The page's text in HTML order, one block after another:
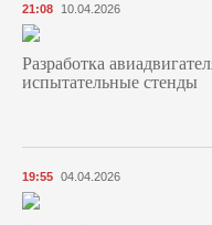
21:08 10.04.2026
Разработка
испытательные стенды
19:55 04.04.2026